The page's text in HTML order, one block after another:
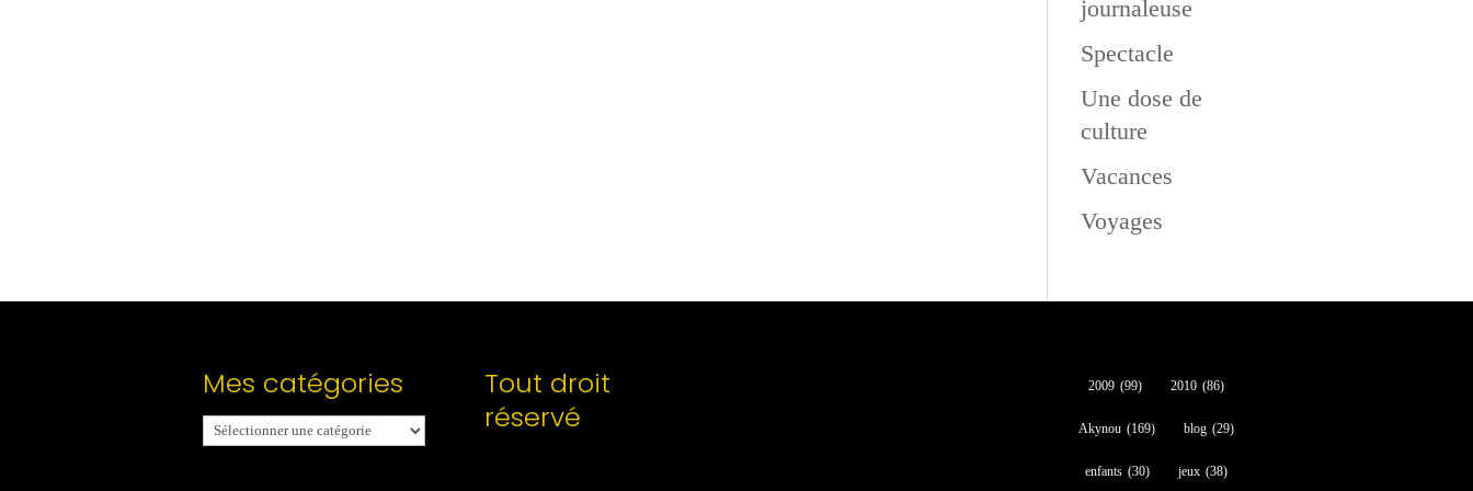
journaleuse
Spectacle
Une dose de
culture
Vacances
Voyages
Mes catégories
Mes
catégories
Tout droit
réservé
2009 (99) 2010 (86)
Akynou (169) blog (29)
enfants (30) jeux (38)